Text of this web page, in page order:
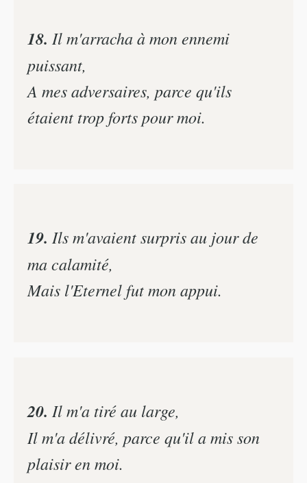
18. Il m'arracha à mon ennemi
puissant,
A mes adversaires, parce qu'ils
étaient trop forts pour moi.
19. Ils m'avaient surpris au jour de
ma calamité,
Mais l'Eternel fut mon appui.
20. Il m'a tiré au large,
Il m'a délivré, parce qu'il a mis son
plaisir en moi.